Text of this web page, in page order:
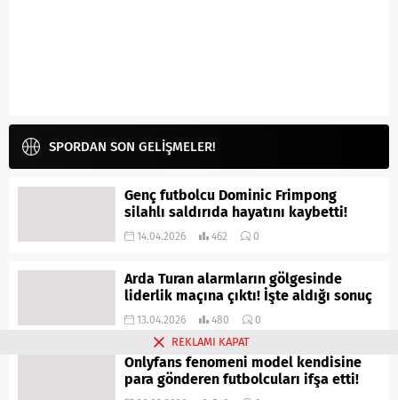
SPORDAN SON GELİŞMELER!
Genç futbolcu Dominic Frimpong
silahlı saldırıda hayatını kaybetti!
14.04.2026 462 0
Arda Turan alarmların gölgesinde
liderlik maçına çıktı! İşte aldığı sonuç
13.04.2026 480 0
Onlyfans fenomeni model kendisine
para gönderen futbolcuları ifşa etti!
REKLAMI KAPAT